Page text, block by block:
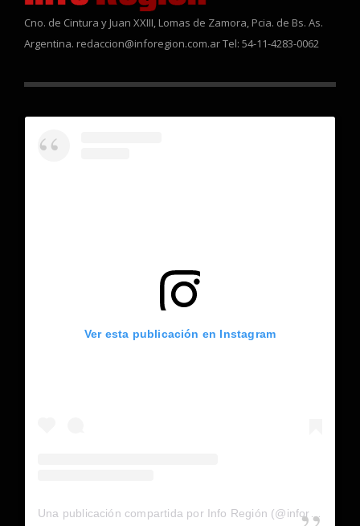
Cno. de Cintura y Juan XXIII, Lomas de Zamora, Pcia. de Bs. As.
Argentina. redaccion@inforegion.com.ar Tel: 54-11-4283-0062
Ver esta publicación en Instagram